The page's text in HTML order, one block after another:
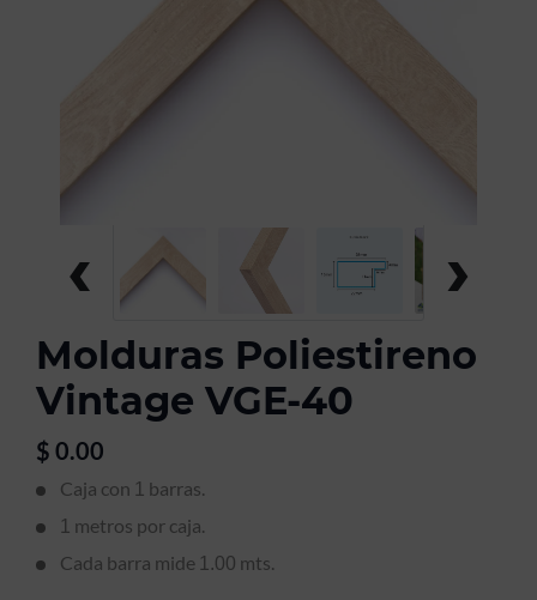
‹ ›
Molduras Poliestireno
Vintage VGE-40
$ 0.00
Caja con 1 barras.
1 metros por caja.
Cada barra mide 1.00 mts.